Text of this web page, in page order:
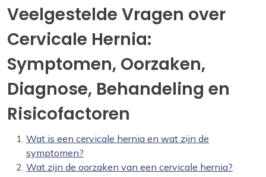
Veelgestelde Vragen over
Cervicale Hernia:
Symptomen, Oorzaken,
Diagnose, Behandeling en
Risicofactoren
Wat is een cervicale hernia en wat zijn de
symptomen?
Wat zijn de oorzaken van een cervicale hernia?